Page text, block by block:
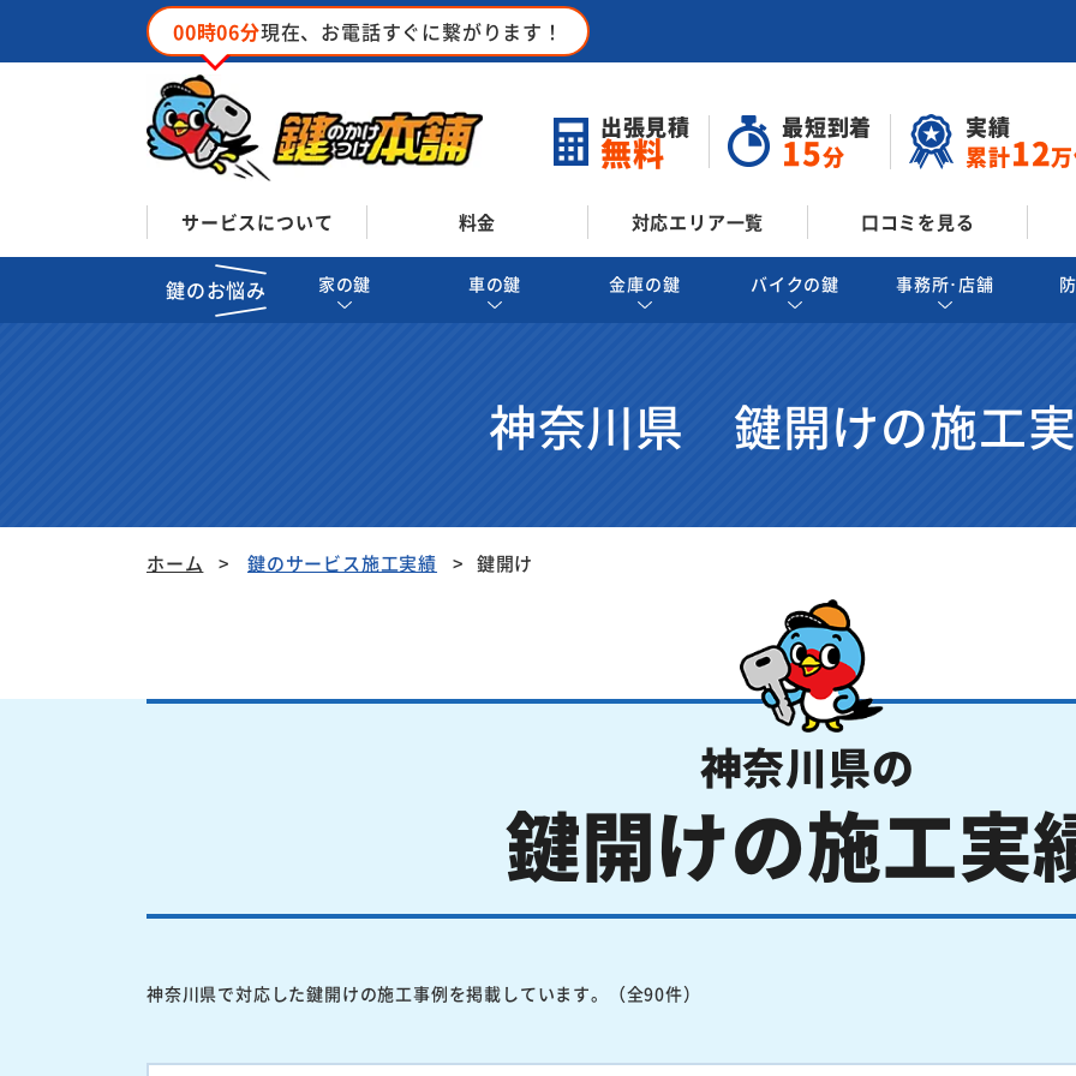
00時06分現在、お電話すぐに繋がります！
出張見積
無料
最短到着
15分
実績
累計12
サービスについて 料金 対応エリア一覧 口コミを見る
鍵のお悩み 家の鍵 車の鍵 金庫の鍵 バイクの鍵 事務所･店舗
神奈川県 鍵開けの施工
ホーム 鍵のサービス施工実績 鍵開け
神奈川県の
鍵開けの施工実
神奈川県で対応した鍵開けの施工事例を掲載しています。（全90件）